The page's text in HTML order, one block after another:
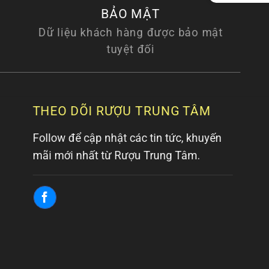
BẢO MẬT
Dữ liệu khách hàng được bảo mật
tuyệt đối
THEO DÕI RƯỢU TRUNG TÂM
Follow để cập nhật các tin tức, khuyến
mãi mới nhất từ Rượu Trung Tâm.